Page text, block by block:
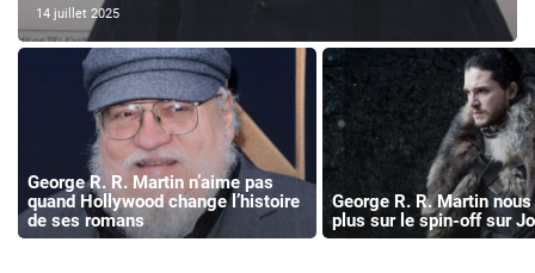
14 juillet 2025
George R. R. Martin n’aime pas
quand Hollywood change l’histoire
de ses romans
George R. R. Martin
plus sur le spin-off sur